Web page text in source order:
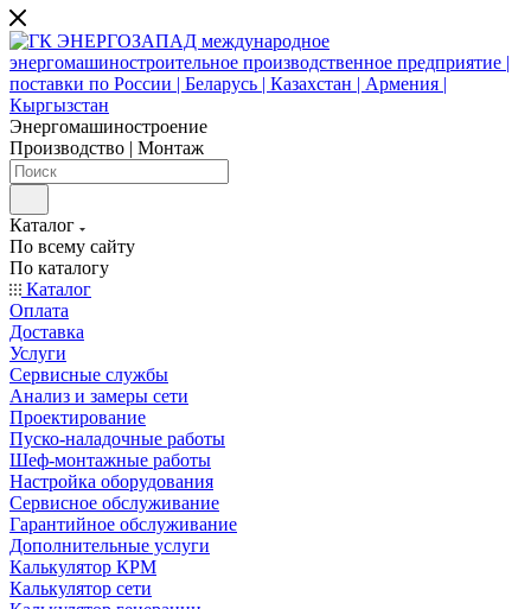
Энергомашиностроение
Производство | Монтаж
Каталог
По всему сайту
По каталогу
Каталог
Оплата
Доставка
Услуги
Сервисные службы
Анализ и замеры сети
Проектирование
Пуско-наладочные работы
Шеф-монтажные работы
Настройка оборудования
Сервисное обслуживание
Гарантийное обслуживание
Дополнительные услуги
Калькулятор КРМ
Калькулятор сети